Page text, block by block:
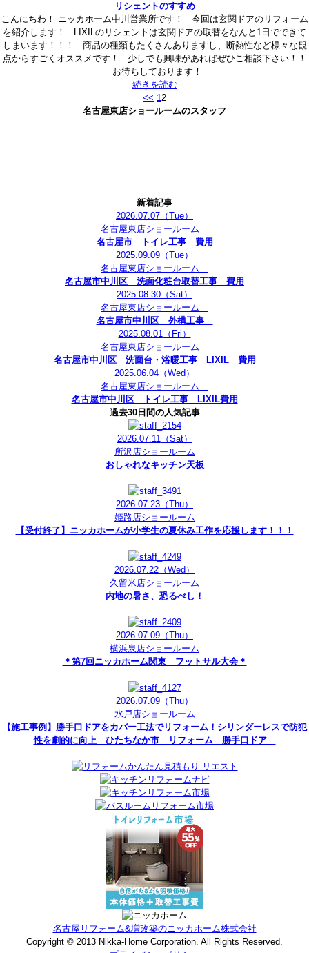
リシェントのすすめ
こんにちわ！ ニッカホーム中川営業所です！ 今回は玄関ドアのリフォーム
を紹介します！ LIXILのリシェントは玄関ドアの取替をなんと1日でできて
しまいます！！！ 商品の種類もたくさんありますし、断熱性など様々な観
点からすごくオススメです！ 少しでも興味があればぜひご相談下さい！！
お待ちしております！
続きを読む
<< 12
名古屋東店ショールームのスタッフ
新着記事
2026.07.07 （Tue）
名古屋東店ショールーム
名古屋市 トイレ工事 費用
2025.09.09 （Tue）
名古屋東店ショールーム
名古屋市中川区 洗面化粧台取替工事 費用
2025.08.30 （Sat）
名古屋東店ショールーム
名古屋市中川区 外構工事
2025.08.01（Fri）
名古屋東店ショールーム
名古屋市中川区 洗面台・浴暖工事 LIXIL 費用
2025.06.04 （Wed）
名古屋東店ショールーム
名古屋市中川区 トイレ工事 LIXIL費用
過去30日間の人気記事
2026.07.11（Sat）
所沢店ショールーム
おしゃれなキッチン天板
2026.07.23 （Thu）
姫路店ショールーム
【受付終了】ニッカホームが小学生の夏休み工作を応援します！！！
2026.07.22 （Wed）
久留米店ショールーム
内地の暑さ、恐るべし！
2026.07.09 （Thu）
横浜泉店ショールーム
＊第7回ニッカホーム関東 フットサル大会＊
2026.07.09 （Thu）
水戸店ショールーム
【施工事例】勝手口ドアをカバー工法でリフォーム！シリンダーレスで防犯
性を劇的に向上 ひたちなか市 リフォーム 勝手口ドア
名古屋リフォーム&増改築のニッカホーム株式会社
Copyright © 2013 Nikka-Home Corporation. All Rights Reserved.